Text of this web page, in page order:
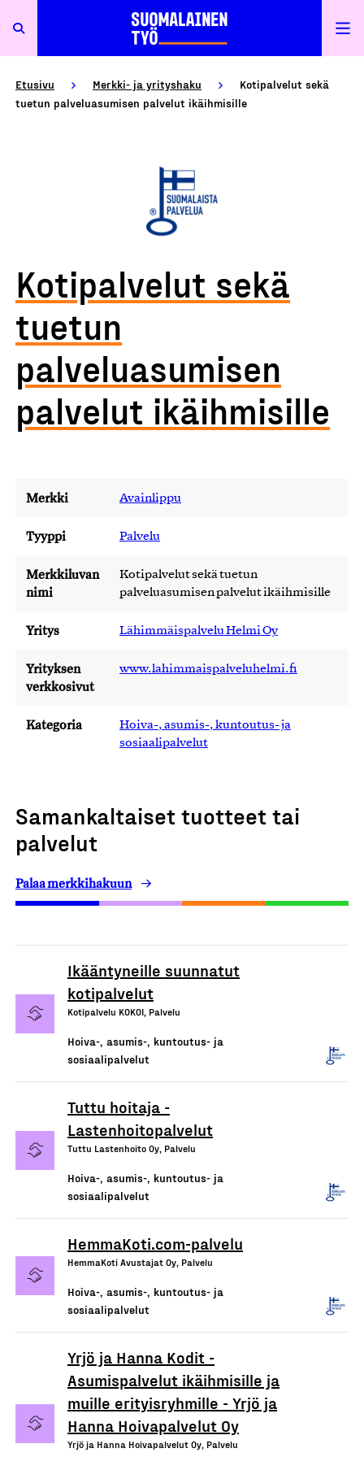
Etusivu Merkki- ja yrityshaku
Kotipalvelut sekä
tuetun palveluasumisen palvelut ikäihmisille
Kotipalvelut sekä
tuetun
palveluasumisen
palvelut ikäihmisille
Merkki Avainlippu
Tyyppi Palvelu
Merkkiluvan
nimi
Kotipalvelut sekä tuetun
palveluasumisen palvelut ikäihmisille
Yritys Lähimmäispalvelu Helmi Oy
Yrityksen
verkkosivut
www.lahimmaispalveluhelmi.fi
Kategoria
Hoiva-, asumis-, kuntoutus- ja
sosiaalipalvelut
Samankaltaiset tuotteet tai
palvelut
Palaa merkkihakuun
Ikääntyneille suunnatut
kotipalvelut
Kotipalvelu KOKOI, Palvelu
Hoiva-, asumis-, kuntoutus- ja
sosiaalipalvelut
Tuttu hoitaja -
Lastenhoitopalvelut
Tuttu Lastenhoito Oy, Palvelu
Hoiva-, asumis-, kuntoutus- ja
sosiaalipalvelut
HemmaKoti.com-palvelu
HemmaKoti Avustajat Oy, Palvelu
Hoiva-, asumis-, kuntoutus- ja
sosiaalipalvelut
Yrjö ja Hanna Kodit -
Asumispalvelut ikäihmisille ja
muille erityisryhmille - Yrjö ja
Hanna Hoivapalvelut Oy
Yrjö ja Hanna Hoivapalvelut Oy, Palvelu